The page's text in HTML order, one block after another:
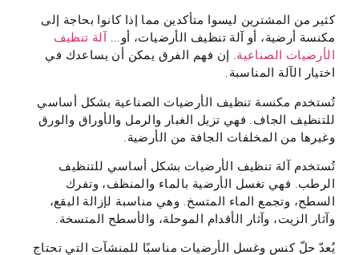
كثير من المشترين ليسوا متأكدين مما إذا كانوا بحاجة إلى
مكنسة أرضية، أو آلة تنظيف الأرضيات، أو... آلة تنظيف
الأرضيات الصناعية. إن فهم الفرق يمكن أن يساعدك في
اختيار الآلة المناسبة.
تُستخدم مكنسة تنظيف الأرضيات الصناعية بشكل أساسي
للتنظيف الجاف. فهي تزيل الغبار والرمل والأوراق والورق
وغيرها من المخلفات الجافة من الأرضية.
تُستخدم آلة تنظيف الأرضيات بشكل أساسي للتنظيف
الرطب. فهي تغسل الأرضية بالماء والمنظف، وتفرك
السطح، وتجمع الماء المتسخ. وهي مناسبة لإزالة البقع،
وآثار الزيت، وآثار الأقدام الموحلة، والأسطح المتسخة.
يُعدّ حلّ كنس وغسل الأرضيات مناسبًا للمنشآت التي تحتاج